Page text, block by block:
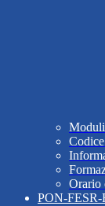
Orario
PON-FESR-